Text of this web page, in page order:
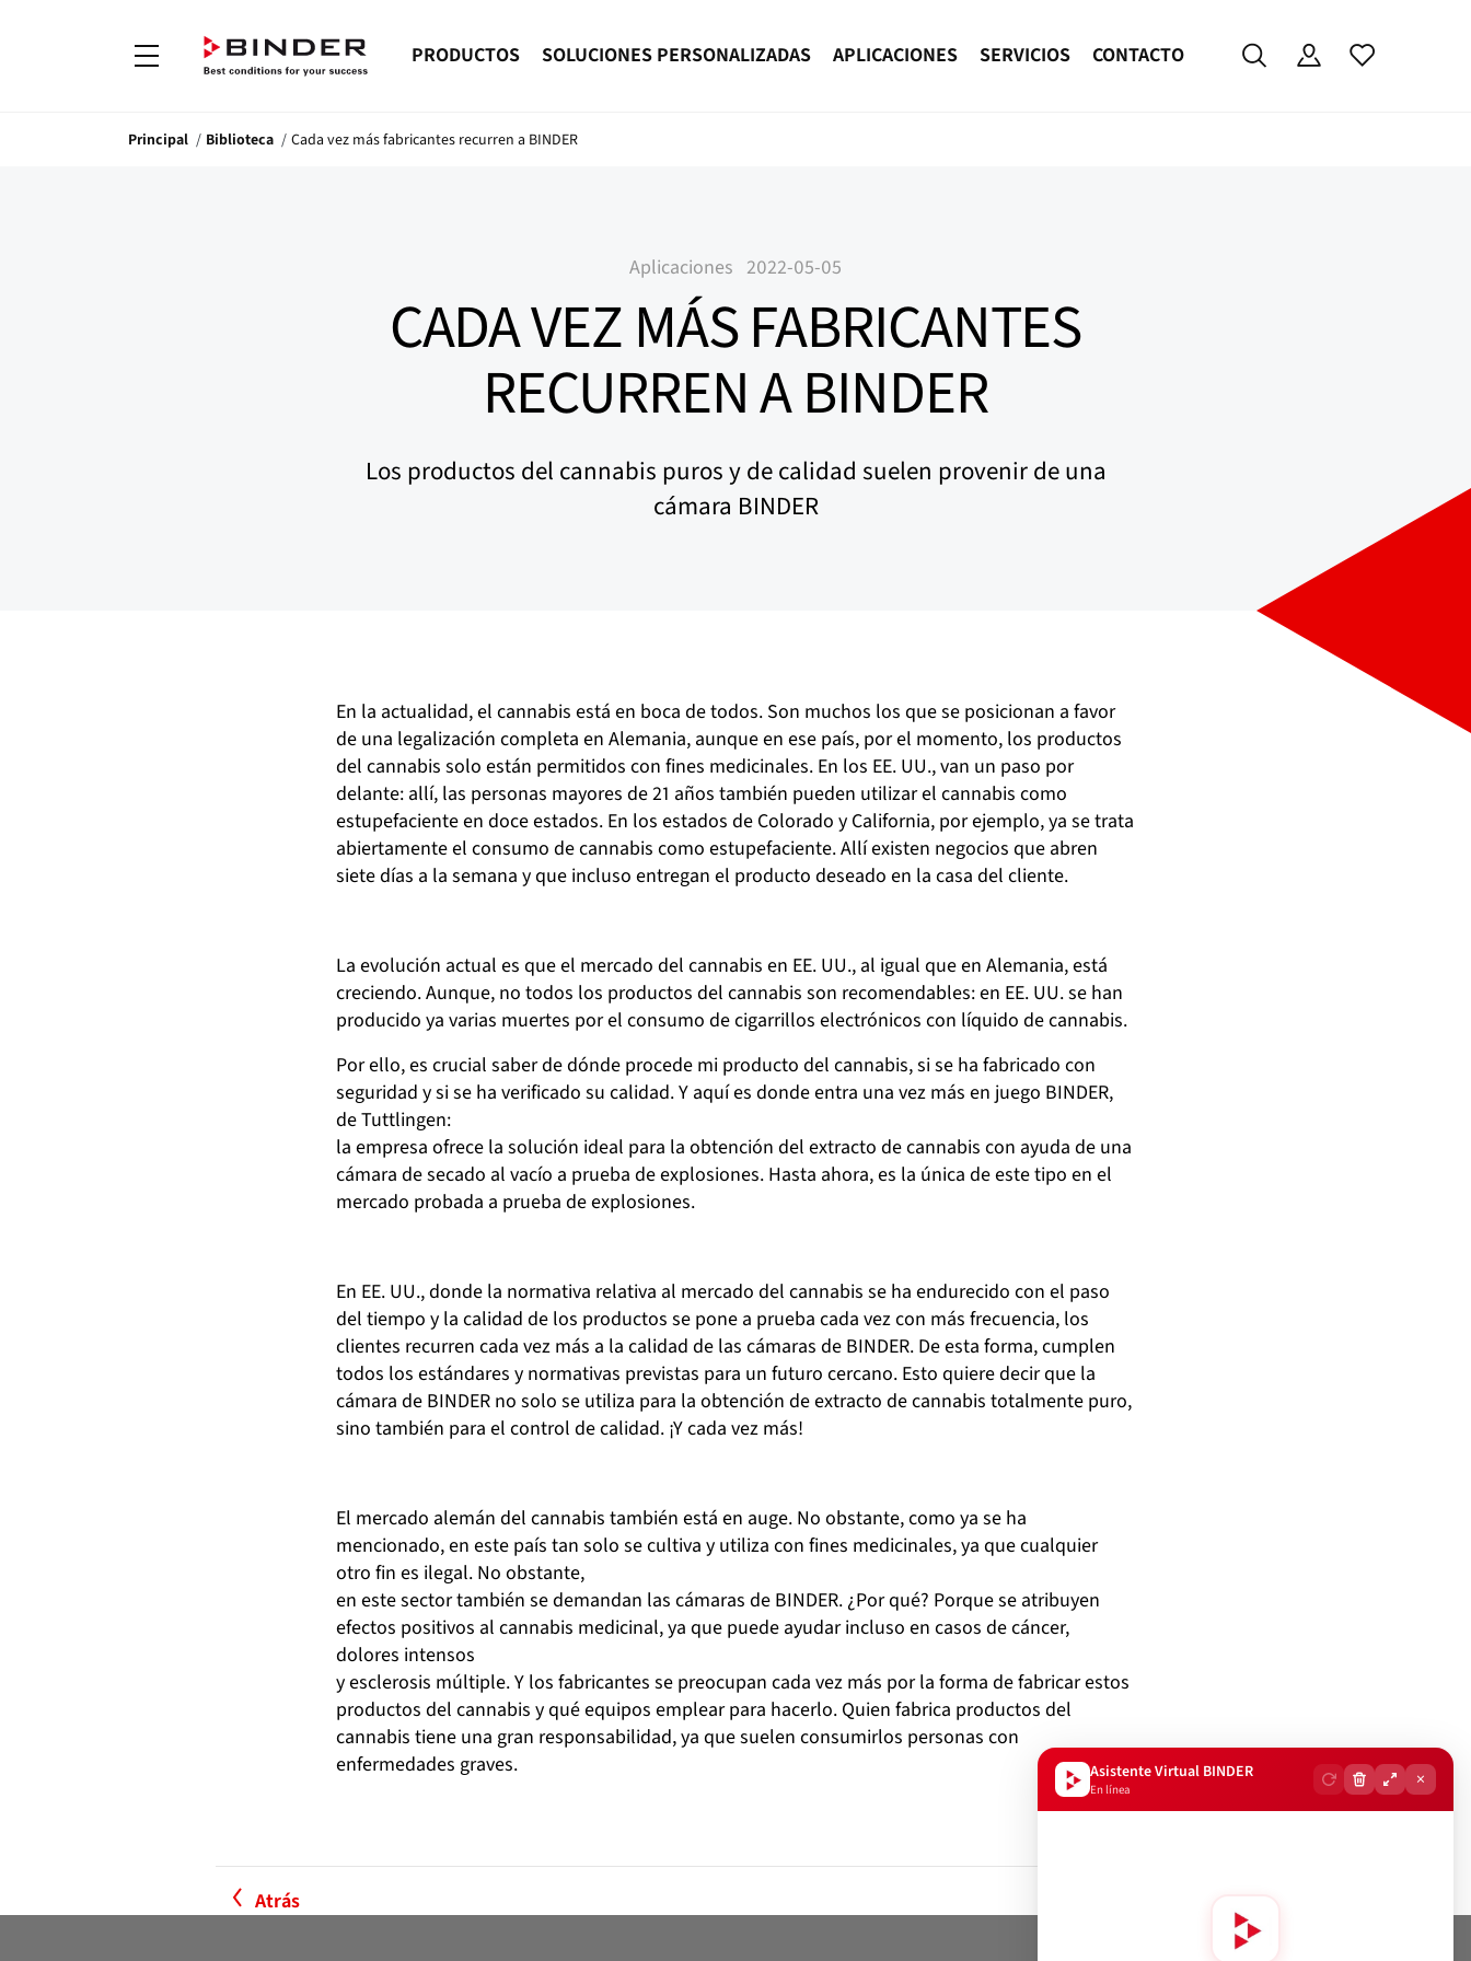
PRODUCTOS SOLUCIONES PERSONALIZADAS APLICACIONES SERVICIOS CONTACTO
Principal Biblioteca Cada vez más fabricantes recurren a BINDER
Aplicaciones 2022-05-05
CADA VEZ MÁS FABRICANTES
RECURREN A BINDER
Los productos del cannabis puros y de calidad suelen provenir de una
cámara BINDER
En la actualidad, el cannabis está en boca de todos. Son muchos los que se posicionan a favor
de una legalización completa en Alemania, aunque en ese país, por el momento, los productos
del cannabis solo están permitidos con fines medicinales. En los EE. UU., van un paso por
delante: allí, las personas mayores de 21 años también pueden utilizar el cannabis como
estupefaciente en doce estados. En los estados de Colorado y California, por ejemplo, ya se trata
abiertamente el consumo de cannabis como estupefaciente. Allí existen negocios que abren
siete días a la semana y que incluso entregan el producto deseado en la casa del cliente.
La evolución actual es que el mercado del cannabis en EE. UU., al igual que en Alemania, está
creciendo. Aunque, no todos los productos del cannabis son recomendables: en EE. UU. se han
producido ya varias muertes por el consumo de cigarrillos electrónicos con líquido de cannabis.
Por ello, es crucial saber de dónde procede mi producto del cannabis, si se ha fabricado con
seguridad y si se ha verificado su calidad. Y aquí es donde entra una vez más en juego BINDER,
de Tuttlingen:
la empresa ofrece la solución ideal para la obtención del extracto de cannabis con ayuda de una
cámara de secado al vacío a prueba de explosiones. Hasta ahora, es la única de este tipo en el
mercado probada a prueba de explosiones.
En EE. UU., donde la normativa relativa al mercado del cannabis se ha endurecido con el paso
del tiempo y la calidad de los productos se pone a prueba cada vez con más frecuencia, los
clientes recurren cada vez más a la calidad de las cámaras de BINDER. De esta forma, cumplen
todos los estándares y normativas previstas para un futuro cercano. Esto quiere decir que la
cámara de BINDER no solo se utiliza para la obtención de extracto de cannabis totalmente puro,
sino también para el control de calidad. ¡Y cada vez más!
El mercado alemán del cannabis también está en auge. No obstante, como ya se ha
mencionado, en este país tan solo se cultiva y utiliza con fines medicinales, ya que cualquier
otro fin es ilegal. No obstante,
en este sector también se demandan las cámaras de BINDER. ¿Por qué? Porque se atribuyen
efectos positivos al cannabis medicinal, ya que puede ayudar incluso en casos de cáncer,
dolores intensos
y esclerosis múltiple. Y los fabricantes se preocupan cada vez más por la forma de fabricar estos
productos del cannabis y qué equipos emplear para hacerlo. Quien fabrica productos del
cannabis tiene una gran responsabilidad, ya que suelen consumirlos personas con
enfermedades graves.
Atrás
Asistente Virtual BINDER
En línea ×